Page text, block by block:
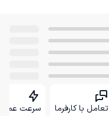
تعامل با کارفرما سرعت عمل